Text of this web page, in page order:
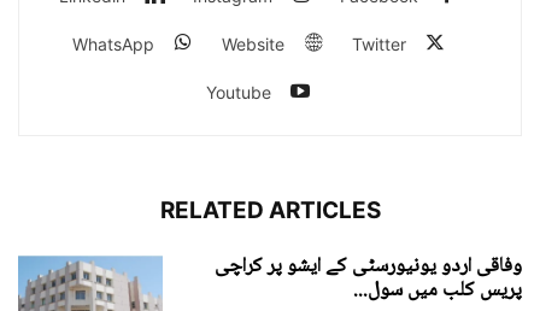
Twitter
Website
WhatsApp
Youtube
RELATED ARTICLES
وفاقی اردو یونیورسٹی کے ایشو پر کراچی
پریس کلب میں سول...